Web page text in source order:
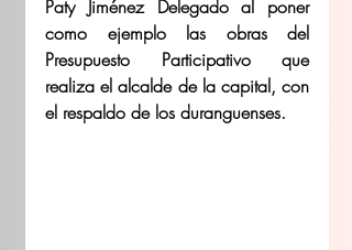
Paty Jiménez Delegado al poner
como ejemplo las obras del
Presupuesto Participativo que
realiza el alcalde de la capital, con
el respaldo de los duranguenses.